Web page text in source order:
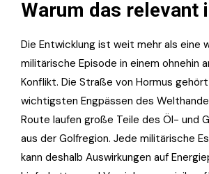
Warum das relevant
Die Entwicklung ist weit mehr als eine
militärische Episode in einem ohnehin
Konflikt. Die Straße von Hormus
wichtigsten Engpässen des
Route laufen große Teile des Öl- und
aus der Golfregion. Jede militärische
kann deshalb Auswirkungen auf